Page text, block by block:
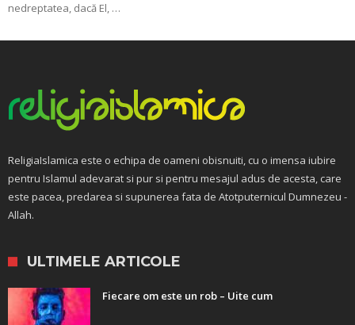
nedreptatea, dacă El, …
ReligiaIslamica este o echipa de oameni obisnuiti, cu o imensa iubire
pentru Islamul adevarat si pur si pentru mesajul adus de acesta, care
este pacea, predarea si supunerea fata de Atotputernicul Dumnezeu -
Allah.
ULTIMELE ARTICOLE
Fiecare om este un rob – Uite cum